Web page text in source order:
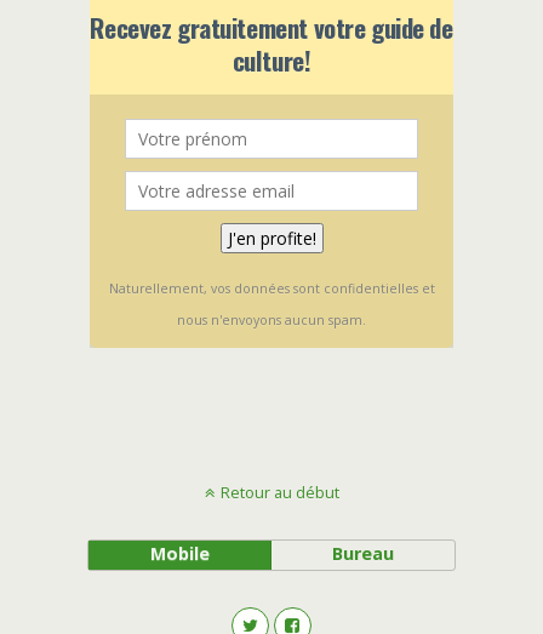
Recevez gratuitement votre guide de
culture!
Naturellement, vos données sont confidentielles et
nous n'envoyons aucun spam.
Retour au début
Mobile Bureau